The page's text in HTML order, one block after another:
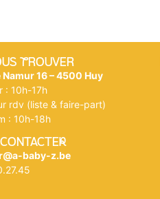
tROUVER
Namur 16 – 4500 Huy
: 10h-17h
rdv (liste & faire-part)
: 10h-18h
baby-z.be